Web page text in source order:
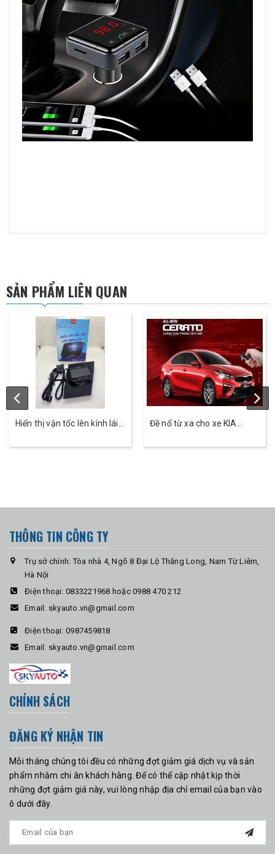
SẢN PHẨM LIÊN QUAN
Hiển thị vận tốc lên kính lái ô
Đề nổ từ xa cho xe KIA
THÔNG TIN CÔNG TY
Trụ sở chính: Tòa nhà 4, Ngõ 8 Đại Lộ Thăng Long, Nam Từ Liêm,
Hà Nội
Điện thoại: 0833221968 hoặc 0988 470 212
Email: skyauto.vn@gmail.com
Điện thoại: 0987459818
Email: skyauto.vn@gmail.com
CHÍNH SÁCH
ĐĂNG KÝ NHẬN TIN
Mỗi tháng chúng tôi đều có những đợt giảm giá dịch vụ và sản
phẩm nhằm chi ân khách hàng. Để có thể cập nhật kịp thời
những đợt giảm giá này, vui lòng nhập địa chỉ email của bạn vào
ô dưới đây.